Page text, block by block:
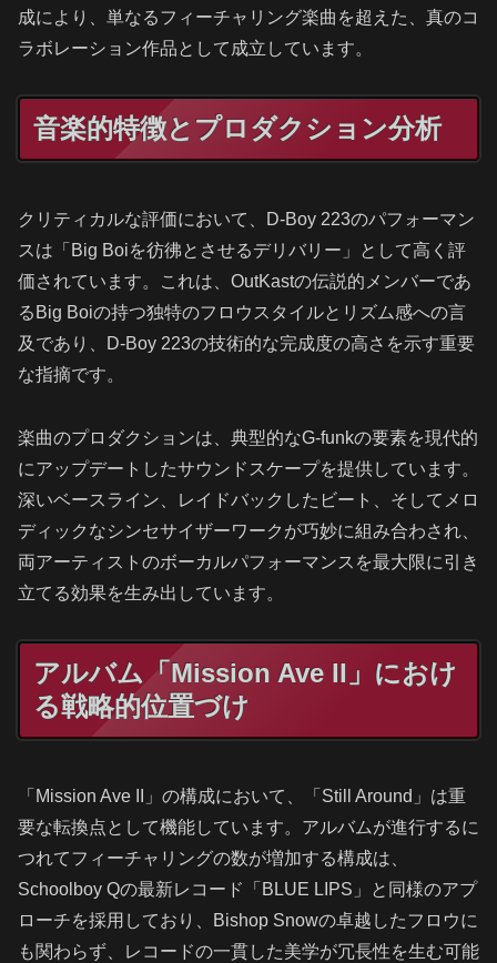
成により、単なるフィーチャリング楽曲を超えた、真のコ
ラボレーション作品として成立しています。
音楽的特徴とプロダクション分析
クリティカルな評価において、D-Boy 223のパフォーマン
スは「Big Boiを彷彿とさせるデリバリー」として高く評
価されています。これは、OutKastの伝説的メンバーであ
るBig Boiの持つ独特のフロウスタイルとリズム感への言
及であり、D-Boy 223の技術的な完成度の高さを示す重要
な指摘です。
楽曲のプロダクションは、典型的なG-funkの要素を現代的
にアップデートしたサウンドスケープを提供しています。
深いベースライン、レイドバックしたビート、そしてメロ
ディックなシンセサイザーワークが巧妙に組み合わされ、
両アーティストのボーカルパフォーマンスを最大限に引き
立てる効果を生み出しています。
アルバム「Mission Ave II」におけ
る戦略的位置づけ
「Mission Ave II」の構成において、「Still Around」は重
要な転換点として機能しています。アルバムが進行するに
つれてフィーチャリングの数が増加する構成は、
Schoolboy Qの最新レコード「BLUE LIPS」と同様のアプ
ローチを採用しており、Bishop Snowの卓越したフロウに
も関わらず、レコードの一貫した美学が冗長性を生む可能